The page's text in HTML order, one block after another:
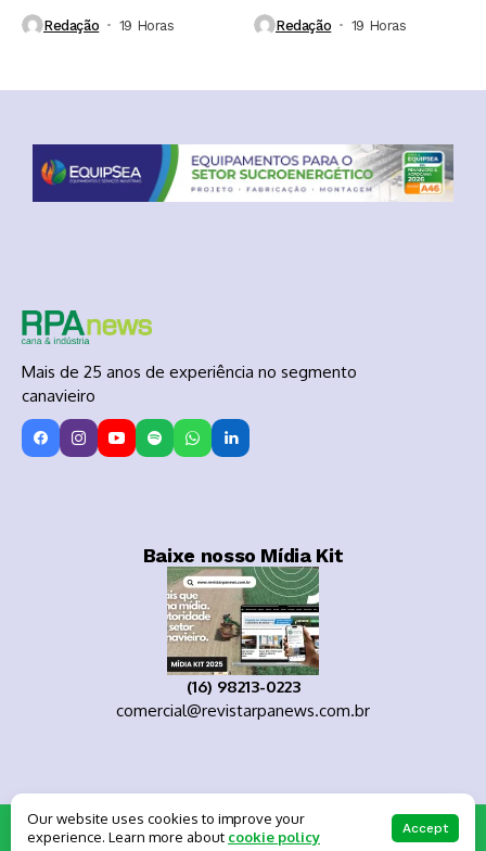
Redação 19 Horas ⁮ Redação 19 Horas ⁮
Mais de 25 anos de experiência no segmento
canavieiro
Baixe nosso Mídia Kit
(16) 98213-0223
comercial@revistarpanews.com.br
Copyright 2025
Our website uses cookies to improve your
experience. Learn more about cookie policy Accept